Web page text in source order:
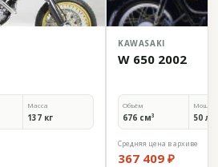
Масса
137 кг
KAWASAKI
W 650 2002
Объём
676 см³ 50
Средняя цена в архиве
367 409 ₽